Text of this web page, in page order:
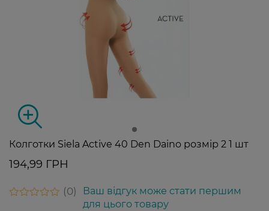
Колготки Siela Active 40 Den Daino розмір 2 1 шт
194,99 ГРН
0
Ваш відгук може стати першим
для цього товару